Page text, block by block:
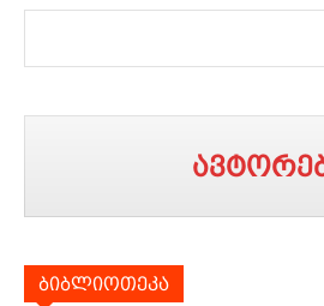
ბიბლიოთეკა